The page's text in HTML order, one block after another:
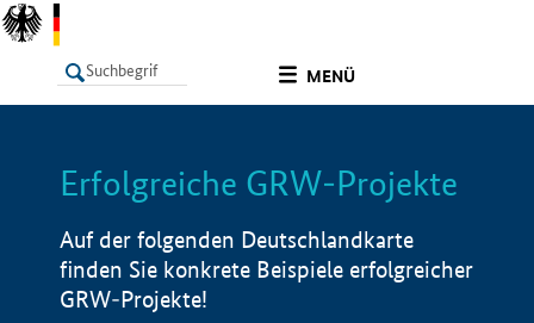
MENÜ
LISTE Info
Erfolgreiche GRW-Projekte
Auf der folgenden Deutschlandkarte
finden Sie konkrete Beispiele erfolgreicher
GRW-Projekte!